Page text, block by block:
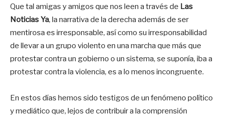
Que tal amigas y amigos que nos leen a través de Las
Noticias Ya, la narrativa de la derecha además de ser
mentirosa es irresponsable, así como su irresponsabilidad
de llevar a un grupo violento en una marcha que más que
protestar contra un gobierno o un sistema, se suponía, iba a
protestar contra la violencia, es a lo menos incongruente.
En estos días hemos sido testigos de un fenómeno político
y mediático que, lejos de contribuir a la comprensión